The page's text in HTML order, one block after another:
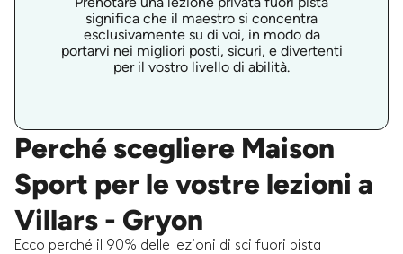
significa che il maestro si concentra
esclusivamente su di voi, in modo da
portarvi nei migliori posti, sicuri, e divertenti
per il vostro livello di abilità.
Perché scegliere Maison
Sport per le vostre lezioni a
Villars - Gryon
Ecco perché il 90% delle lezioni di sci fuori pista